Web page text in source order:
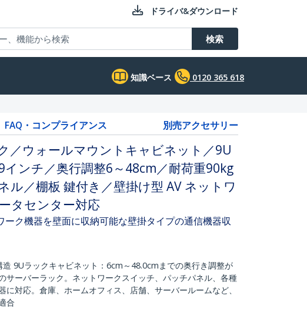
ドライバ&ダウンロード
検索
知識ベース 0120 365 618
FAQ・コンプライアンス 別売アクセサリー
／ウォールマウントキャビネット／9U
インチ／奥行調整6～48cm／耐荷重90kg
ル／棚板 鍵付き／壁掛け型 AV ネットワ
タセンター対応
ーク機器を壁面に収納可能な壁掛タイプの通信機器収
造 9Uラックキャビネット：6cm～48.0cmまでの奥行き調整が
サーバーラック。ネットワークスイッチ、パッチパネル、各種
に対応。倉庫、ホームオフィス、店舗、サーバールームなど、
合